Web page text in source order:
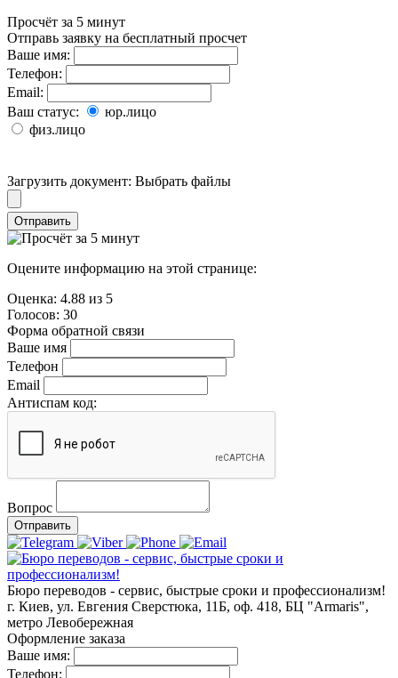
Просчёт за 5 минут
Отправь заявку на бесплатный просчет
Ваше имя:
Телефон:
Email:
Ваш статус:
юр.лицо
физ.лицо
Загрузить документ: Выбрать файлы
Отправить
Оцените информацию на этой странице:
Оценка: 4.88 из 5
Голосов: 30
Форма обратной связи
Ваше имя
Телефон
Email
Антиспам код:
Вопрос
Отправить
Бюро переводов - сервис, быстрые сроки и профессионализм!
г. Киев, ул. Евгения Сверстюка, 11Б, оф. 418, БЦ "Armaris",
метро Левобережная
Оформление заказа
Ваше имя:
Телефон: